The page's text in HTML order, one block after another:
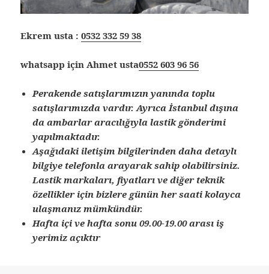
Ekrem usta :0532 332 59 38
whatsapp için Ahmet usta0552 603 96 56
Perakende satışlarımızın yanında toplu
satışlarımızda vardır. Ayrıca İstanbul dışına
da ambarlar aracılığıyla lastik gönderimi
yapılmaktadır.
Aşağıdaki iletişim bilgilerinden daha detaylı
bilgiye telefonla arayarak sahip olabilirsiniz.
Lastik markaları, fiyatları ve diğer teknik
özellikler için bizlere günün her saati kolayca
ulaşmanız mümkündür.
Hafta içi ve hafta sonu 09.00-19.00 arası iş
yerimiz açıktır